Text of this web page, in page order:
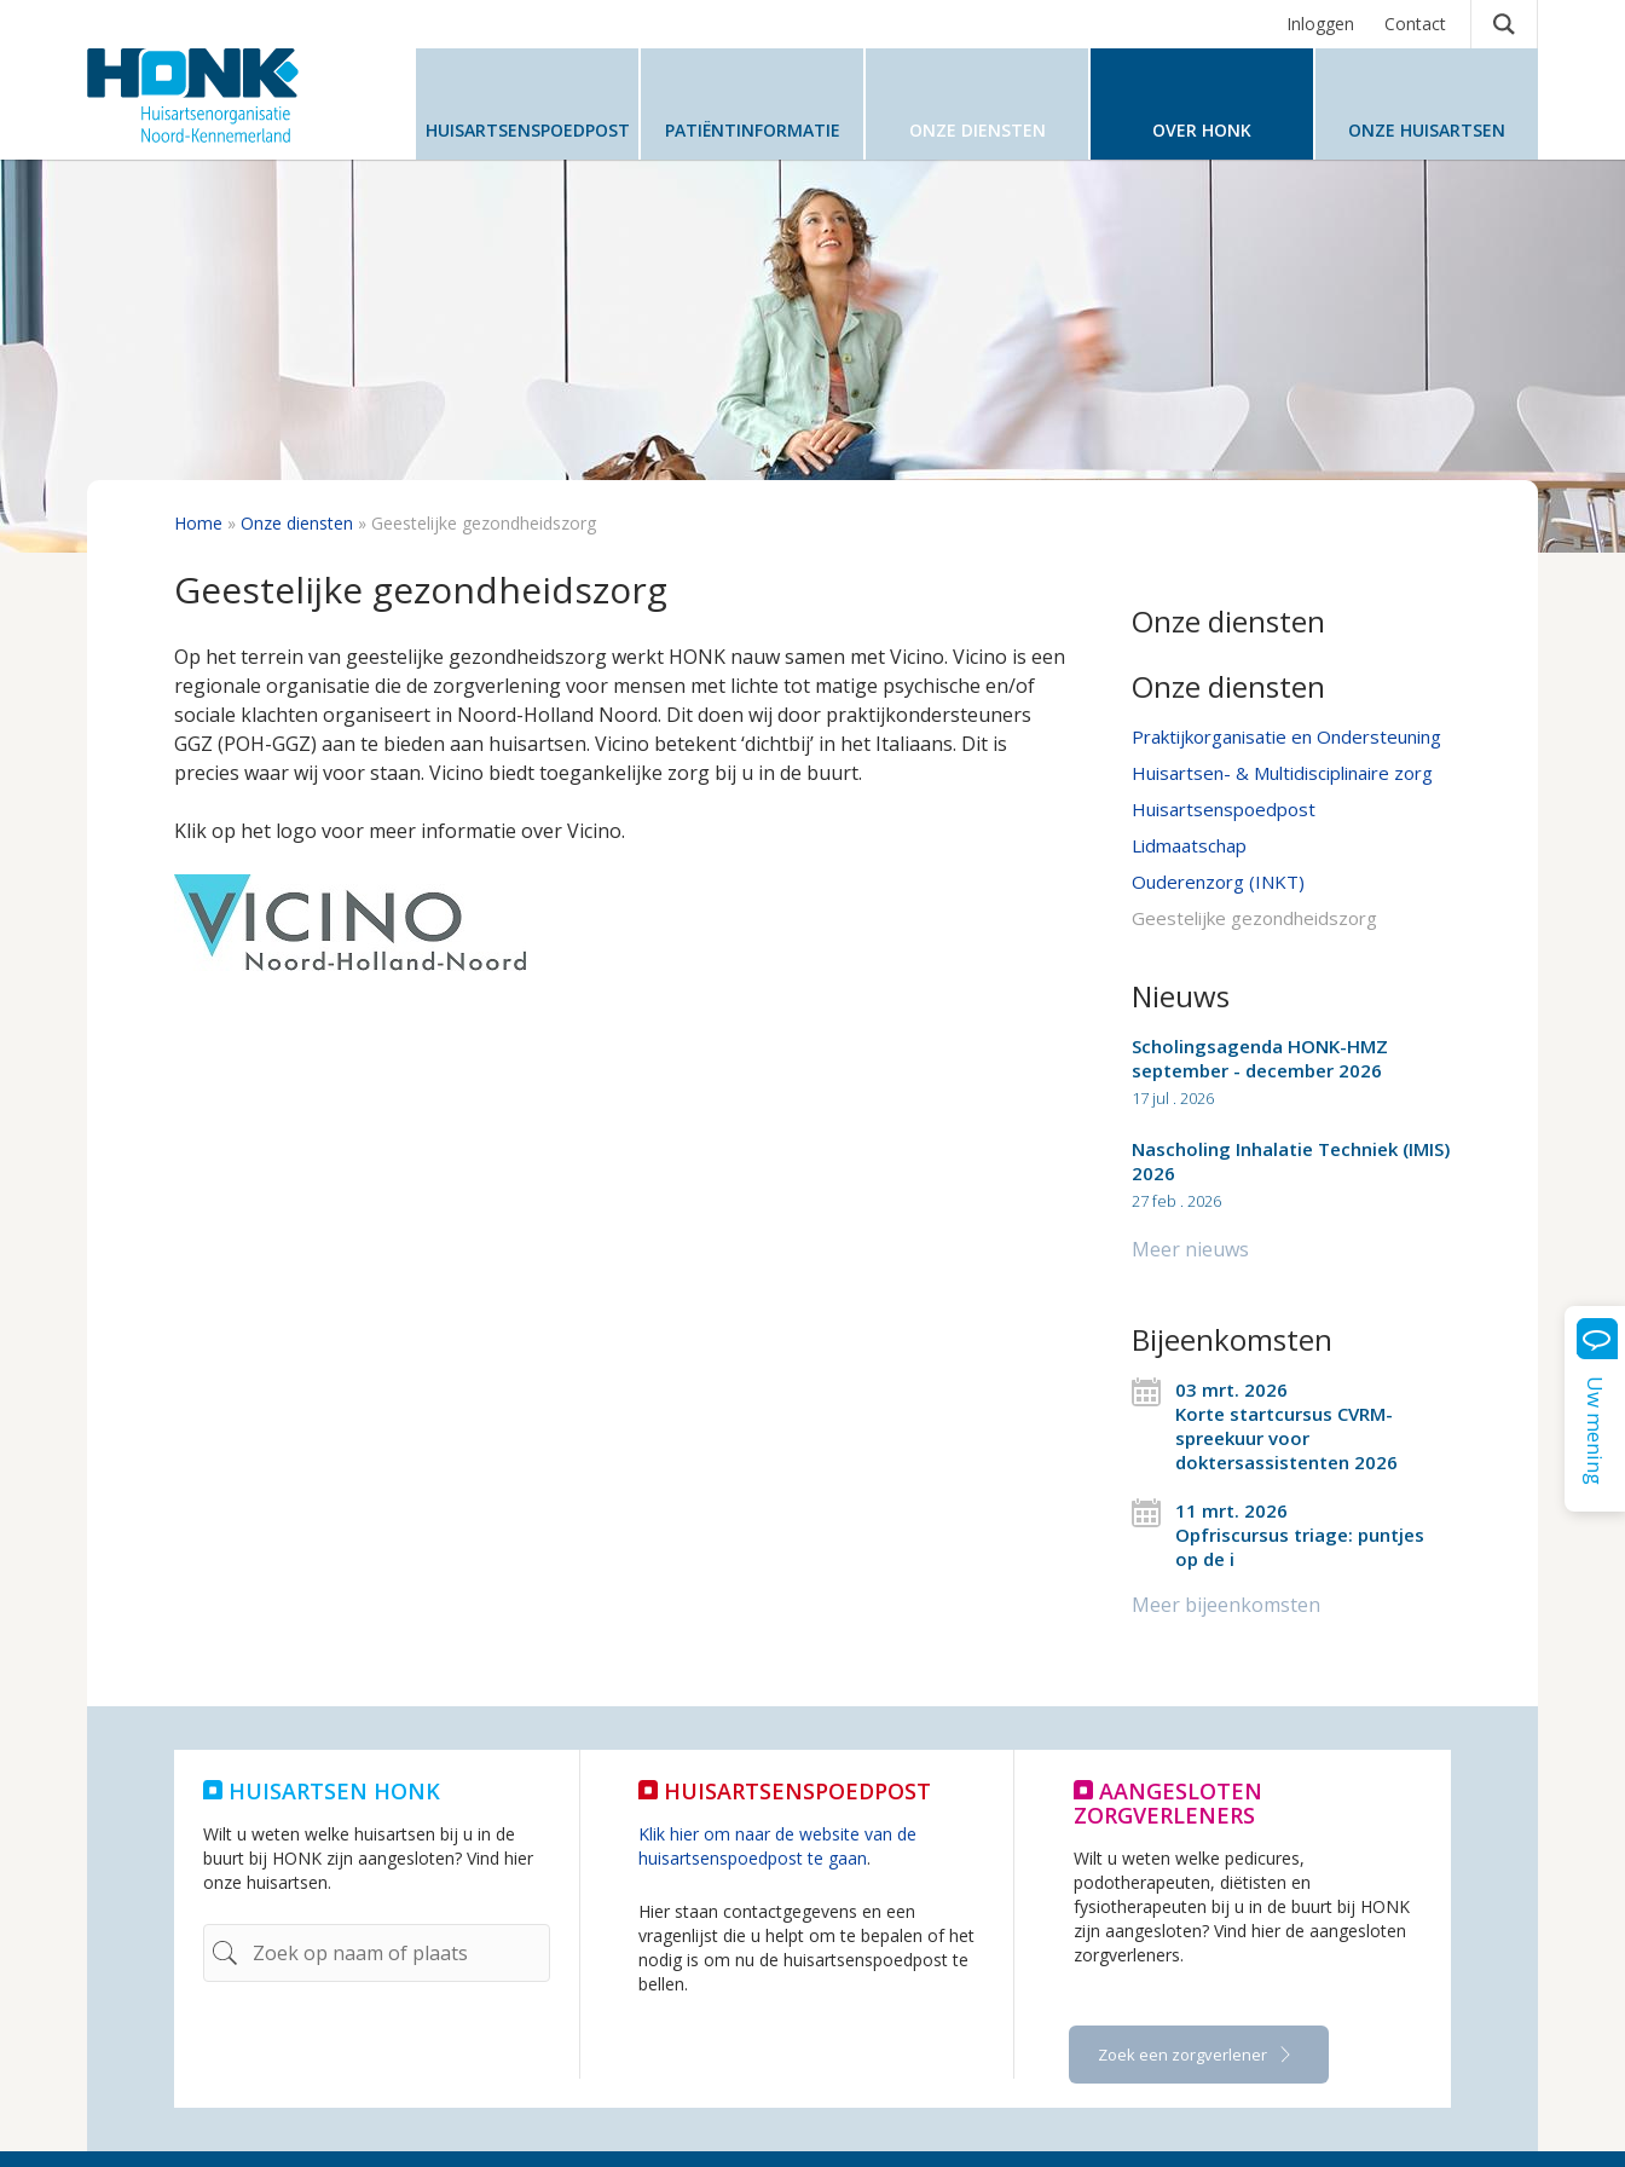
gaan
Uw mening
Inloggen Contact
HUISARTSENSPOEDPOST PATIËNTINFORMATIE ONZE DIENSTEN OVER HONK ONZE HUISARTSEN
Kruimelpad
Home Onze diensten Geestelijke gezondheidszorg
Geestelijke gezondheidszorg
Op het terrein van geestelijke gezondheidszorg werkt HONK nauw samen met Vicino. Vicino is een
regionale organisatie die de zorgverlening voor mensen met lichte tot matige psychische en/of
sociale klachten organiseert in Noord-Holland Noord. Dit doen wij door praktijkondersteuners
GGZ (POH-GGZ) aan te bieden aan huisartsen. Vicino betekent ‘dichtbij’ in het Italiaans. Dit is
precies waar wij voor staan. Vicino biedt toegankelijke zorg bij u in de buurt.
Klik op het logo voor meer informatie over Vicino.
Onze diensten
Onze diensten
Praktijkorganisatie en Ondersteuning
Huisartsen- & Multidisciplinaire zorg
Huisartsenspoedpost
Lidmaatschap
Ouderenzorg (INKT)
Geestelijke gezondheidszorg
Nieuws
Scholingsagenda HONK-HMZ
september - december 2026
17 jul . 2026
Nascholing Inhalatie Techniek (IMIS)
2026
27 feb . 2026
Meer nieuws
Bijeenkomsten
03 mrt. 2026
Korte startcursus CVRM-
spreekuur voor
doktersassistenten 2026
11 mrt. 2026
Opfriscursus triage: puntjes
op de i
Meer bijeenkomsten
HUISARTSEN HONK
Wilt u weten welke huisartsen bij u in de
buurt bij HONK zijn aangesloten? Vind hier
onze huisartsen.
HUISARTSENSPOEDPOST
Klik hier om naar de website van de
huisartsenspoedpost te gaan.
Hier staan contactgegevens en een
vragenlijst die u helpt om te bepalen of het
nodig is om nu de huisartsenspoedpost te
bellen.
AANGESLOTEN
ZORGVERLENERS
Wilt u weten welke pedicures,
podotherapeuten, diëtisten en
fysiotherapeuten bij u in de buurt bij HONK
zijn aangesloten? Vind hier de aangesloten
zorgverleners.
Zoek een zorgverlener